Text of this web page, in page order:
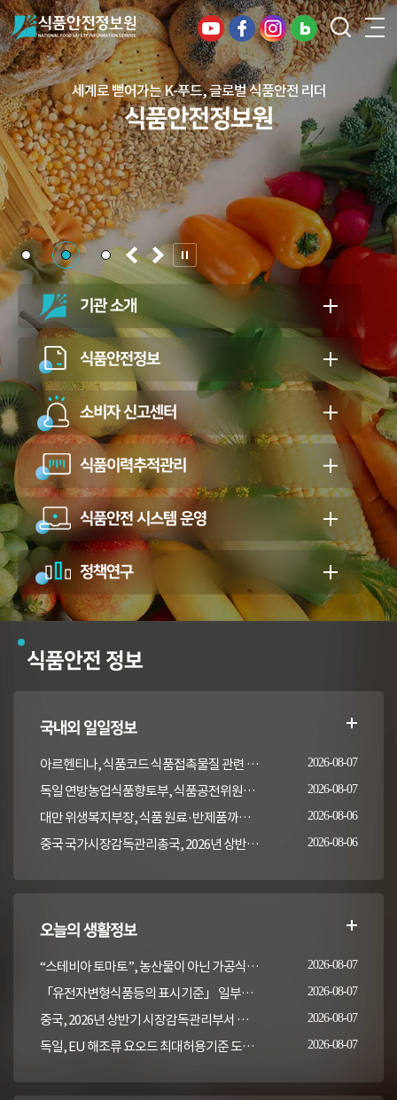
건강하고 안전한 식생활, 일상의 행복을
든든하게 지키는 식품안전 지킴이
식품안전정보원
세계로 뻗어가는 K-푸드, 글로벌 식품안전 리더
식품안전정보원
기관 소개
식품안전정보
소비자 신고센터
식품이력추적관리
식품안전 시스템 운영
정책연구
식품안전 정보
국내외 일일정보
아르헨티나, 식품코드 식품접촉물질 관련 일부 조항 개정 2026-08-07
독일 연방농업식품향토부, 식품공전위원회의 갑각류 및 연체류 지침 개정 채택 고시 2026-08-07
대만 위생복지부장, 식품 원료·반제품까지 이상 통보 의무 확대 추진 2026-08-06
중국 국가시장감독관리총국, 2026년 상반기 시장감독관리부서 식품안전 감독 샘플검사 현황 통보 2026-08-06
오늘의 생활정보
“스테비아 토마토”, 농산물이 아닌 가공식품입니다 2026-08-07
「유전자변형식품등의 표시기준」 일부개정고시(안) 행정예고(식품의약품안전처 공고 제2026-389호, 2026. 8. 5.) 2026-08-07
중국, 2026년 상반기 시장감독관리부서 식품안전 감독 샘플검사 현황 통보 2026-08-07
독일, EU 해조류 요오드 최대허용기준 도입안 평가... 요오드 함량 표시 및 경고문 권고 2026-08-07